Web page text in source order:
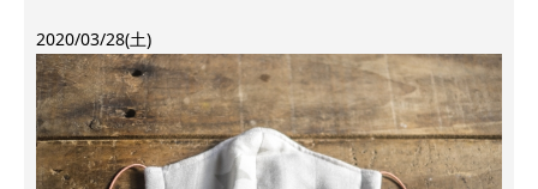
2020/03/28(土)